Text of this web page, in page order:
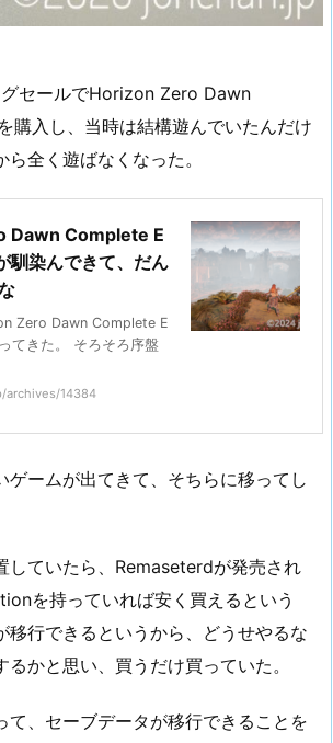
セールでHorizon Zero Dawn
購入し、当時は結構遊んでいたんだけ
全く遊ばなくなった。
Dawn Complete E
馴染んできて、だん
Zero Dawn Complete E
てきた。 そろそろ序盤
archives/14384
ゲームが出てきて、そちらに移ってし
していたら、Remaseterdが発売され
を持っていれば安く買えるという
移行できるというから、どうせやるな
るかと思い、買うだけ買っていた。
て、セーブデータが移行できることを